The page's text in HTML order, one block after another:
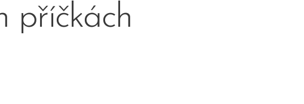
příčkách